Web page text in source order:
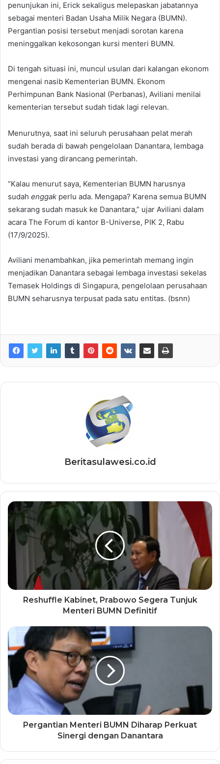
penunjukan ini, Erick sekaligus melepaskan jabatannya
sebagai menteri Badan Usaha Milik Negara (BUMN).
Pergantian posisi tersebut menjadi sorotan karena
meninggalkan kekosongan kursi menteri BUMN.
Di tengah situasi ini, muncul usulan dari kalangan ekonom
mengenai nasib Kementerian BUMN. Ekonom
Perhimpunan Bank Nasional (Perbanas), Aviliani menilai
kementerian tersebut sudah tidak lagi relevan.
Menurutnya, saat ini seluruh perusahaan pelat merah
sudah berada di bawah pengelolaan Danantara, lembaga
investasi yang dirancang pemerintah.
“Kalau menurut saya, Kementerian BUMN harusnya
sudah enggak perlu ada. Mengapa? Karena semua BUMN
sekarang sudah masuk ke Danantara,” ujar Aviliani dalam
acara The Forum di kantor B-Universe, PIK 2, Rabu
(17/9/2025).
Aviliani menambahkan, jika pemerintah memang ingin
menjadikan Danantara sebagai lembaga investasi sekelas
Temasek Holdings di Singapura, pengelolaan perusahaan
BUMN seharusnya terpusat pada satu entitas. (bsnn)
Beritasulawesi.co.id
Reshuffle Kabinet, Prabowo Segera Tunjuk
Menteri BUMN Definitif
Pergantian Menteri BUMN Diharap Perkuat
Sinergi dengan Danantara